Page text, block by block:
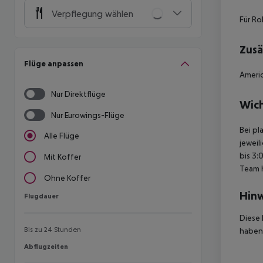
Verpflegung wählen
Flüge anpassen
Nur Direktflüge
Nur Eurowings-Flüge
Alle Flüge
Mit Koffer
Ohne Koffer
Flugdauer
Flugdauer
Bis zu 24 Stunden
Abflugzeiten
Abflugzeiten
Für
Bei
bis
Team
Diese